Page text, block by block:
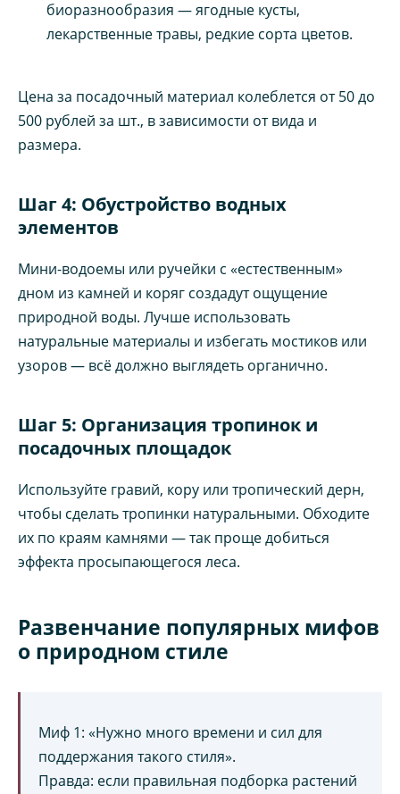
биоразнообразия — ягодные кусты,
лекарственные травы, редкие сорта цветов.
Цена за посадочный материал колеблется от 50 до
500 рублей за шт., в зависимости от вида и
размера.
Шаг 4: Обустройство водных
элементов
Мини-водоемы или ручейки с «естественным»
дном из камней и коряг создадут ощущение
природной воды. Лучше использовать
натуральные материалы и избегать мостиков или
узоров — всё должно выглядеть органично.
Шаг 5: Организация тропинок и
посадочных площадок
Используйте гравий, кору или тропический дерн,
чтобы сделать тропинки натуральными. Обходите
их по краям камнями — так проще добиться
эффекта просыпающегося леса.
Развенчание популярных мифов
о природном стиле
Миф 1: «Нужно много времени и сил для
поддержания такого стиля».
Правда: если правильная подборка растений